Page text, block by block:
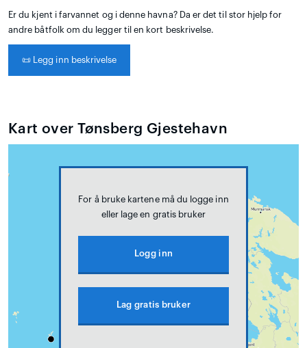
Er du kjent i farvannet og i denne havna? Da er det til stor hjelp for
andre båtfolk om du legger til en kort beskrivelse.
📜 Legg inn beskrivelse
Kart over Tønsberg Gjestehavn
For å bruke kartene må du logge inn
eller lage en gratis bruker
Logg inn
Lag gratis bruker